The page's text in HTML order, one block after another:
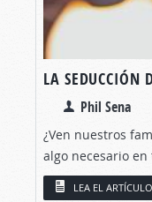
LA SEDUCCIÓN
Phil Sena
¿Ven nuestros
algo necesario
on toda
LEA EL ARTÍCULO